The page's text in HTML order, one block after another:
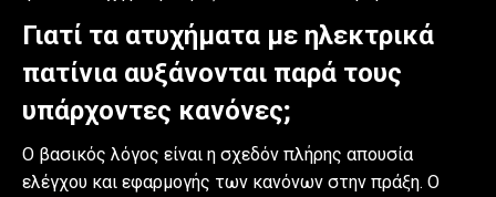
Γιατί τα ατυχήματα με ηλεκτρικά
πατίνια αυξάνονται παρά τους
υπάρχοντες κανόνες;
Ο βασικός λόγος είναι η σχεδόν πλήρης απουσία
ελέγχου και εφαρμογής των κανόνων στην πράξη. Ο